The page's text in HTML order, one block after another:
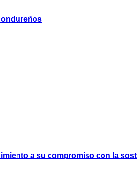
a su compromiso con la